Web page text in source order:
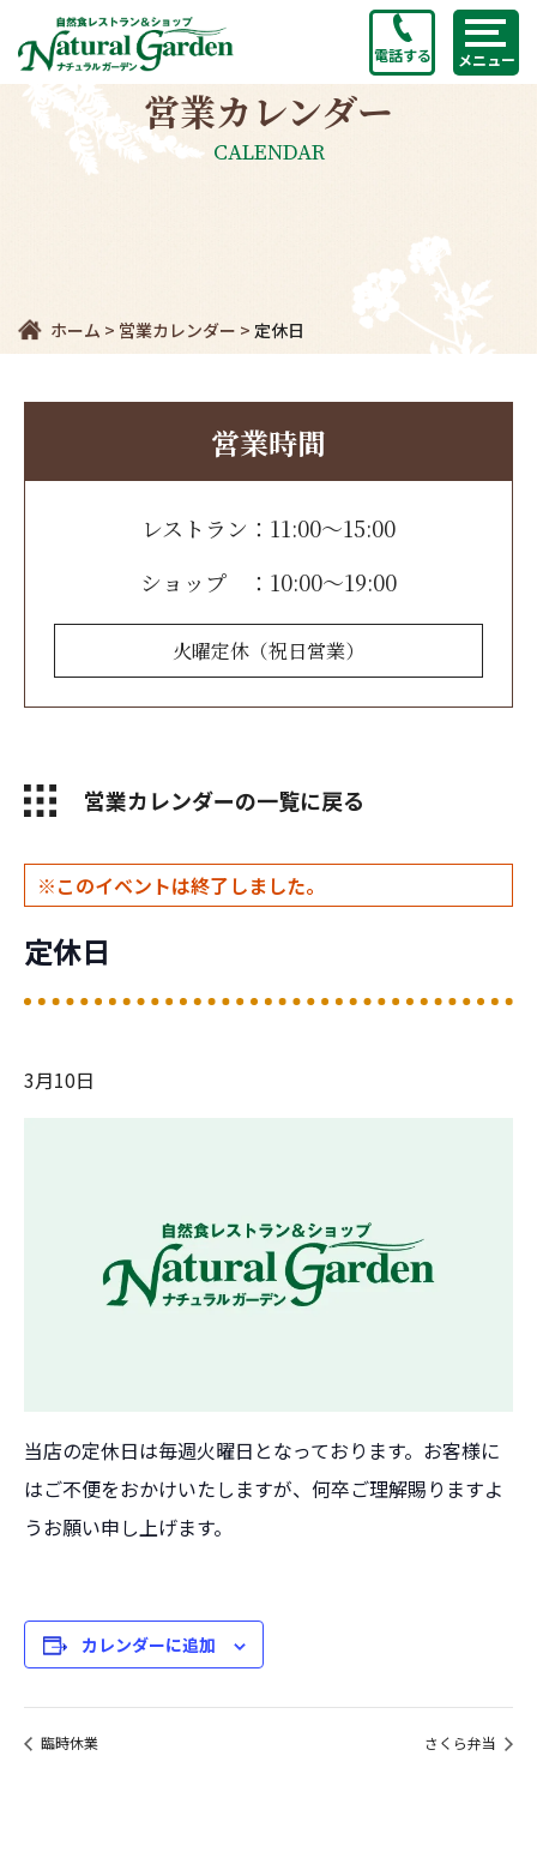
お問い合わせ
電話する メニュー
営業カレンダー
CALENDAR
ホーム > 営業カレンダー > 定休日
営業時間
レストラン：11:00～15:00
ショップ ：10:00～19:00
火曜定休 （祝日営業）
営業カレンダーの一覧に戻る
このイベントは終了しました。
定休日
3月10日
当店の定休日は毎週火曜日となっております。お客様に
はご不便をおかけいたしますが、何卒ご理解賜りますよ
うお願い申し上げます。
カレンダーに追加
臨時休業 さくら弁当